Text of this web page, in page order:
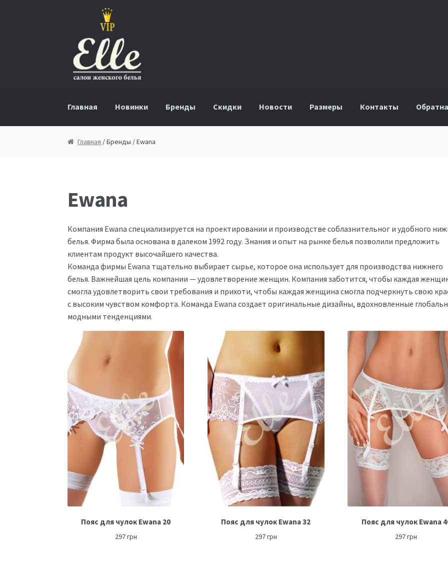
Перейти к навигации
Перейти к содержимому
Главная Новинки Бренды Скидки Новости Размеры Контакты
Главная / Бренды / Ewana
Ewana
Компания Ewana специализируется на проектировании и производстве соблазнительног и удобного
белья. Фирма была основана в далеком 1992 году. Знания и опыт на рынке белья позволили предложить
клиентам продукт высочайшего качества.
Команда фирмы Ewana тщательно выбирает сырье, которое она использует для производства нижнего
белья. Важнейшая цель компании — удовлетворение женщин. Компания заботится, чтобы каждая
смогла удовлетворить свои требования и прихоти, чтобы каждая женщина смогла подчеркнуть свою
с высоким чувством комфорта. Команда Ewana создает оригинальные дизайны, вдохновленные
модными тенденциями.
Пояс для чулок Ewana 20
297грн
Пояс для чулок Ewana 32
297грн
Пояс для чулок Ewana
297грн